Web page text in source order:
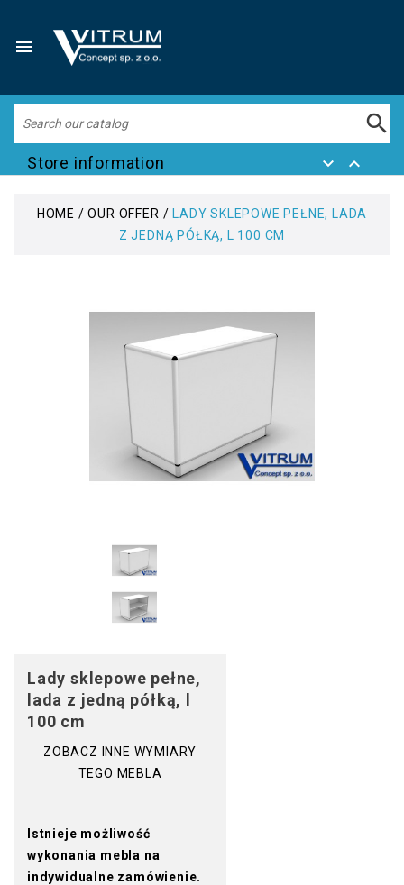


Store information  
HOME OUR OFFER
LADY SKLEPOWE PEŁNE, LADA
Z JEDNĄ PÓŁKĄ, L 100 CM
Lady sklepowe pełne,
lada z jedną półką, l
100 cm
ZOBACZ INNE WYMIARY
TEGO MEBLA
Istnieje możliwość
wykonania mebla na
indywidualne zamówienie.